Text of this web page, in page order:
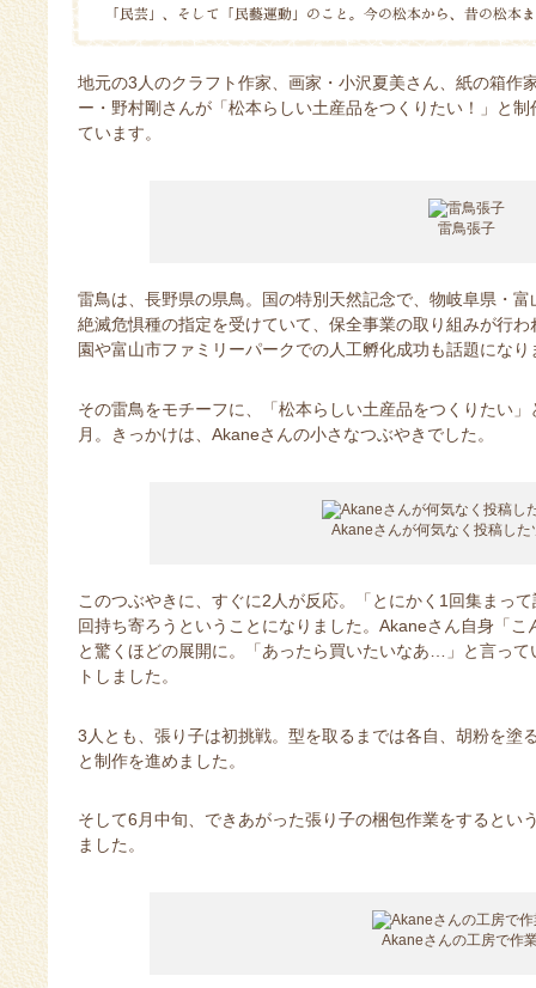
地元の3人のクラフト作家、画家・小沢夏美さん、紙の箱作
ー・野村剛さんが「松本らしい土産品をつくりたい！」と
ています。
雷鳥張子
雷鳥は、長野県の県鳥。国の特別天然記念で、物岐阜県・
絶滅危惧種の指定を受けていて、保全事業の取り組みが行
園や富山市ファミリーパークでの人工孵化成功も話題になり
その雷鳥をモチーフに、「松本らしい土産品をつくりたい
月。きっかけは、Akaneさんの小さなつぶやきでした。
Akaneさんが何気なく投稿した
このつぶやきに、すぐに2人が反応。「とにかく1回集まっ
回持ち寄ろうということになりました。Akaneさん自身「
と驚くほどの展開に。「あったら買いたいなあ…」と言っ
トしました。
3人とも、張り子は初挑戦。型を取るまでは各自、胡粉を塗
と制作を進めました。
そして6月中旬、できあがった張り子の梱包作業をするとい
ました。
Akaneさんの工房で作